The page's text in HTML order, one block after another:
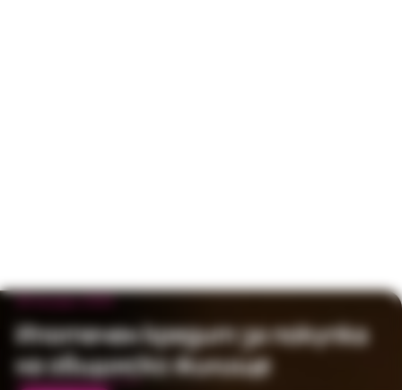
30 януари 2025
Ипотечен кредит за покупка
на общинско жилище
50%